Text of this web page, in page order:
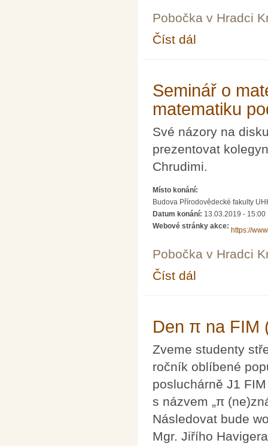
Pobočka v Hradci
Číst dál
Seminář o
matematiku
Své názory na
prezentovat
Chrudimi.
Místo konání:
Budova Přírodovědecké fakulty
Datum konání: 13.03.2019 - 15:00
Webové stránky akce:
https://
Pobočka v Hradci
Číst dál
Den π na FIM
Zveme studenty
ročník oblíbené
posluchárně J1
s názvem „π
Následovat bude
Mgr. Jiřího